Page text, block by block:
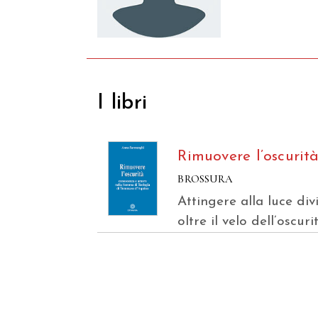
I libri
Rimuovere l’oscurità
BROSSURA
Attingere alla luce
oltre il velo